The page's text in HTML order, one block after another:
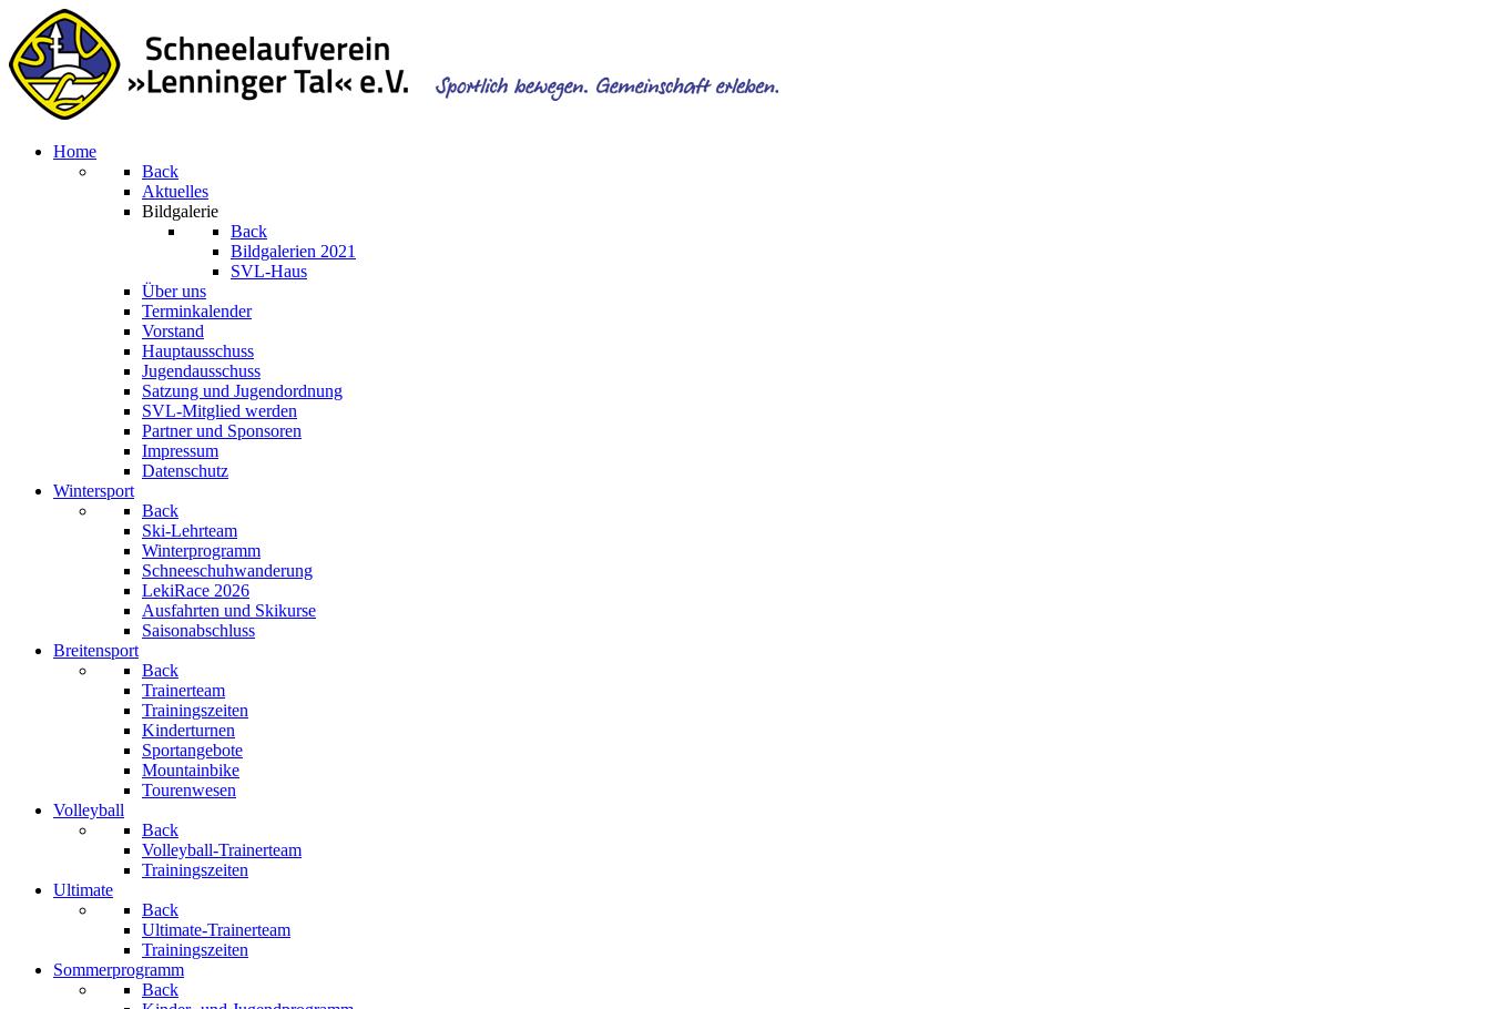
Home
Back
Aktuelles
Bildgalerie
Back
Bildgalerien 2021
SVL-Haus
Über uns
Terminkalender
Vorstand
Hauptausschuss
Jugendausschuss
Satzung und Jugendordnung
SVL-Mitglied werden
Partner und Sponsoren
Impressum
Datenschutz
Wintersport
Back
Ski-Lehrteam
Winterprogramm
Schneeschuhwanderung
LekiRace 2026
Ausfahrten und Skikurse
Saisonabschluss
Breitensport
Back
Trainerteam
Trainingszeiten
Kinderturnen
Sportangebote
Mountainbike
Tourenwesen
Volleyball
Back
Volleyball-Trainerteam
Trainingszeiten
Ultimate
Back
Ultimate-Trainerteam
Trainingszeiten
Sommerprogramm
Back